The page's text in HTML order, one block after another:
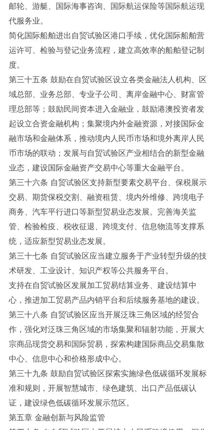
邮轮、游艇、国际海事咨询、国际航运保险等国际航运现
代服务业。
简化国际船舶进出自贸试验区港口手续，优化国际船舶营
运许可、检验与登记业务流程，建立高效率的船舶登记制
度。
第三十五条 鼓励在自贸试验区设立各类金融法人机构、区
域总部、业务总部、专业子公司、离岸金融中心、财富管
理总部等；鼓励民间资本进入金融业，鼓励港澳投资者发
起设立合资金融机构；集聚境内外金融资源，对接国际金
融市场和金融体系，推动境内人民币市场和境外离岸人民
币市场的联动；发展与自贸试验区产业相结合的新型金融
业态，建设国际金融资产交易中心等重大金融平台。
第三十六条 自贸试验区支持新型要素交易平台、保税展示
交易、期货保税交割、融资租赁、境内外维修、跨境电子
商务、汽车平行进口等新型贸易业态发展。完善海关监
管、检验检疫、税收征退、跨境支付、信息物流等支撑系
统，适应新型贸易业态发展。
第三十七条 自贸试验区应当建立服务于产业转型升级的技
术研发、工业设计、知识产权等公共服务平台。
支持在自贸试验区发展加工贸易结算业务、建设结算中
心，推进加工贸易产品内销平台和后续服务基地的建设。
第三十八条 自贸试验区应当开展泛珠三角区域的经贸合
作，强化对泛珠三角区域的市场集聚和辐射功能，开展大
宗商品现货交易和国际贸易，探索构建国际商品交易集散
中心、信息中心和价格形成中心。
第三十九条 鼓励自贸试验区探索实施绿色低碳循环发展标
准和规则，开展智慧城市、绿色建筑、出口产品低碳认
证，建设绿色低碳循环发展示范区。
第五章 金融创新与风险监管